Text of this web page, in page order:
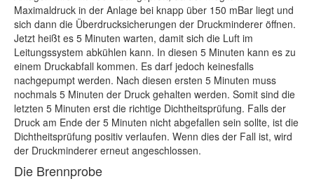
Maximaldruck in der Anlage bei knapp über 150 mBar liegt und
sich dann die Überdrucksicherungen der Druckminderer öffnen.
Jetzt heißt es 5 Minuten warten, damit sich die Luft im
Leitungssystem abkühlen kann. In diesen 5 Minuten kann es zu
einem Druckabfall kommen. Es darf jedoch keinesfalls
nachgepumpt werden. Nach diesen ersten 5 Minuten muss
nochmals 5 Minuten der Druck gehalten werden. Somit sind die
letzten 5 Minuten erst die richtige Dichtheitsprüfung. Falls der
Druck am Ende der 5 Minuten nicht abgefallen sein sollte, ist die
Dichtheitsprüfung positiv verlaufen. Wenn dies der Fall ist, wird
der Druckminderer erneut angeschlossen.
Die Brennprobe